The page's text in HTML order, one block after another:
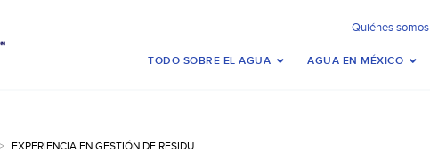
Quiénes somos
TODO SOBRE EL AGUA AGUA EN MÉXICO
EXPERIENCIA EN GESTIÓN DE RESIDUOS